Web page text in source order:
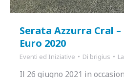
Serata Azzurra Cral
Euro 2020
Eventi ed Iniziative Di brigius
Il 26 giugno 2021 in